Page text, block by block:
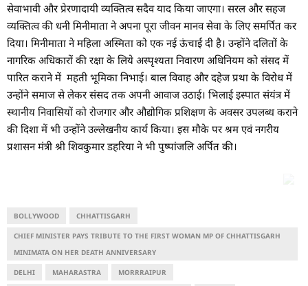
सेवाभावी और प्रेरणादायी व्यक्तित्व सदैव याद किया जाएगा। सरल और सहज
व्यक्तित्व की धनी मिनीमाता ने अपना पूरा जीवन मानव सेवा के लिए समर्पित कर
दिया। मिनीमाता ने महिला अस्मिता को एक नई ऊंचाई दी है। उन्होंने दलितों के
नागरिक अधिकारों की रक्षा के लिये अस्पृश्यता निवारण अधिनियम को संसद में
पारित कराने में महती भूमिका निभाई। बाल विवाह और दहेज प्रथा के विरोध में
उन्होंने समाज से लेकर संसद तक अपनी आवाज उठाई। भिलाई इस्पात संयंत्र में
स्थानीय निवासियों को रोजगार और औद्योगिक प्रशिक्षण के अवसर उपलब्ध कराने
की दिशा में भी उन्होंने उल्लेखनीय कार्य किया। इस मौके पर श्रम एवं नगरीय
प्रशासन मंत्री श्री शिवकुमार डहरिया ने भी पुष्पांजलि अर्पित की।
BOLLYWOOD CHHATTISGARH
CHIEF MINISTER PAYS TRIBUTE TO THE FIRST WOMAN MP OF CHHATTISGARH
MINIMATA ON HER DEATH ANNIVERSARY
DELHI MAHARASTRA MORRRAIPUR